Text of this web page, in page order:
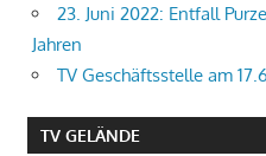
23. Juni 2022: Entfall
Jahren
TV Geschäftsstelle am
TV GELÄNDE